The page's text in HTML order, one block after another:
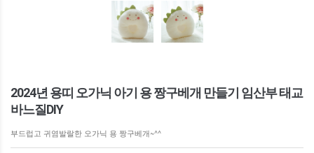
2024년 용띠 오가닉 아기 용 짱구베개 만들기 임산부 태교
바느질DIY
부드럽고 귀염발랄한 오가닉 용 짱구베개~^^